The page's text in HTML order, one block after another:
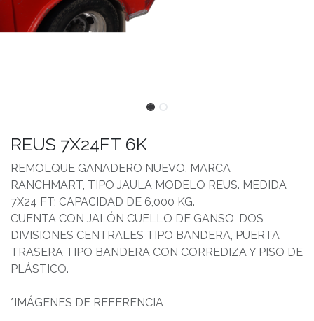
REUS 7X24FT 6K
REMOLQUE GANADERO NUEVO, MARCA
RANCHMART, TIPO JAULA MODELO REUS. MEDIDA
7X24 FT; CAPACIDAD DE 6,000 KG.
CUENTA CON JALÓN CUELLO DE GANSO, DOS
DIVISIONES CENTRALES TIPO BANDERA, PUERTA
TRASERA TIPO BANDERA CON CORREDIZA Y PISO DE
PLÁSTICO.
*IMÁGENES DE REFERENCIA